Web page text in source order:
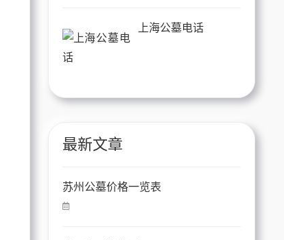
上海公墓电话
最新文章
苏州公墓价格一览表